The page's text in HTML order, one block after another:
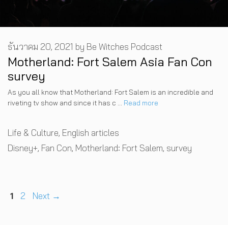
Motherland: Fort Salem Asia Fan Con
survey
ธันวาคม 20, 2021 by Be Witches Podcast
As you all know that Motherland: Fort Salem is an incredible and
riveting tv show and since it has c … Read more
Categories
Life & Culture, English articles
Tags
Disney+, Fan Con, Motherland: Fort Salem, survey
Page
1 Page
2 Next →